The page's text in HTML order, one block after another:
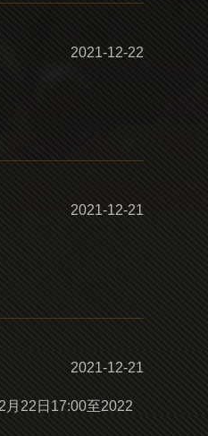
2021-12-22
2021-12-21
2021-12-21
月22日17:00至2022